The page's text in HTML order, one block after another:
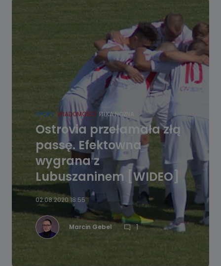
SPORT WIADOMOŚCI PIŁKA NOŻNA
Ostrovia przełamała złą
passę. Efektowna
wygrana z
Lubuszaninem [WIDEO]
02.08.2020 18:55
Marcin Gebel 1